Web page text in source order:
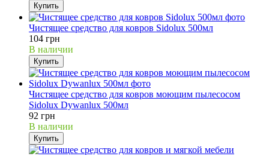
Купить
Чистящее средство для ковров Sidolux 500мл
104 грн
В наличии
Купить
Чистящее средство для ковров моющим пылесосом
Sidolux Dywanlux 500мл
92 грн
В наличии
Купить